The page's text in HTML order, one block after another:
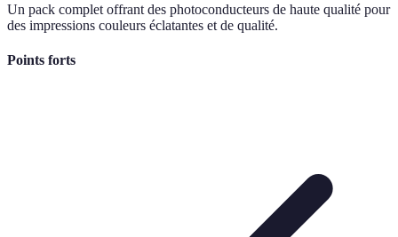
Un pack complet offrant des photoconducteurs de haute qualité pour
des impressions couleurs éclatantes et de qualité.
Points forts